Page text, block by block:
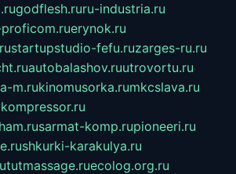
godflesh.ruru-industria.ru
erynok.ru
startupstudio-fefu.ruzarges-ru.ru
autobalashov.ruutrovortu.ru
m.rukinomusorka.rumkcslava.ru
sarmat-komp.rupioneeri.ru
shkurki-karakulya.ru
tutmassage.ruecolog.org.ru